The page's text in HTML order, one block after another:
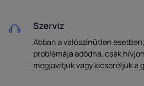
Szerviz
Abban a valószínűtlen
problémája adódna, csak
megjavítjuk vagy kicseréljük a